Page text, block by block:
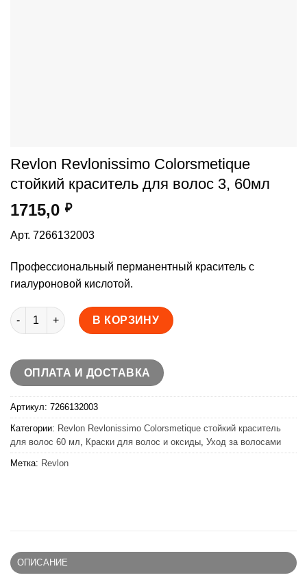
Revlon Revlonissimo Colorsmetique
стойкий краситель для волос 3, 60мл
1715,0 ₽
Арт. 7266132003
Профессиональный перманентный краситель с
гиалуроновой кислотой.
Количество товара Revlon Revlonissimo Colorsmetique
В КОРЗИНУ
ОПЛАТА И ДОСТАВКА
Артикул: 7266132003
Категории: Revlon Revlonissimo Colorsmetique стойкий краситель
для волос 60 мл, Краски для волос и оксиды, Уход за волосами
Метка: Revlon
ОПИСАНИЕ